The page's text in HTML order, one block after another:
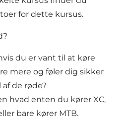
for dette kursus.
du er vant til at køre
mere og føler dig sikker
de røde?
hvad enten du kører XC,
bare kører MTB.